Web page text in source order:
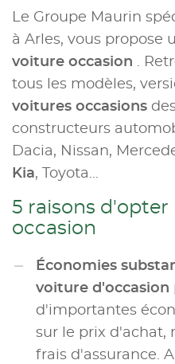
Le Groupe Maurin
à Arles, vous propose
voiture occasion .
tous les modèles,
voitures occasions
constructeurs
Dacia, Nissan,
Kia, Toyota...
5 raisons d'opter
occasion
Économies
voiture d'occasion
d'importantes
sur le prix d'achat,
frais d'assurance.